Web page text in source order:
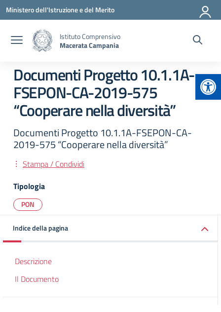
Vai ai contenuti
Vai al menu di navigazione
Vai al footer
Ministero dell'Istruzione e del Merito
Istituto Comprensivo
Macerata Campania
Documenti Progetto 10.1.1A-
FSEPON-CA-2019-575
“Cooperare nella diversità”
Documenti Progetto 10.1.1A-FSEPON-CA-
2019-575 “Cooperare nella diversità”
Stampa / Condividi
Tipologia
PON
Indice della pagina
Descrizione
Il Documento